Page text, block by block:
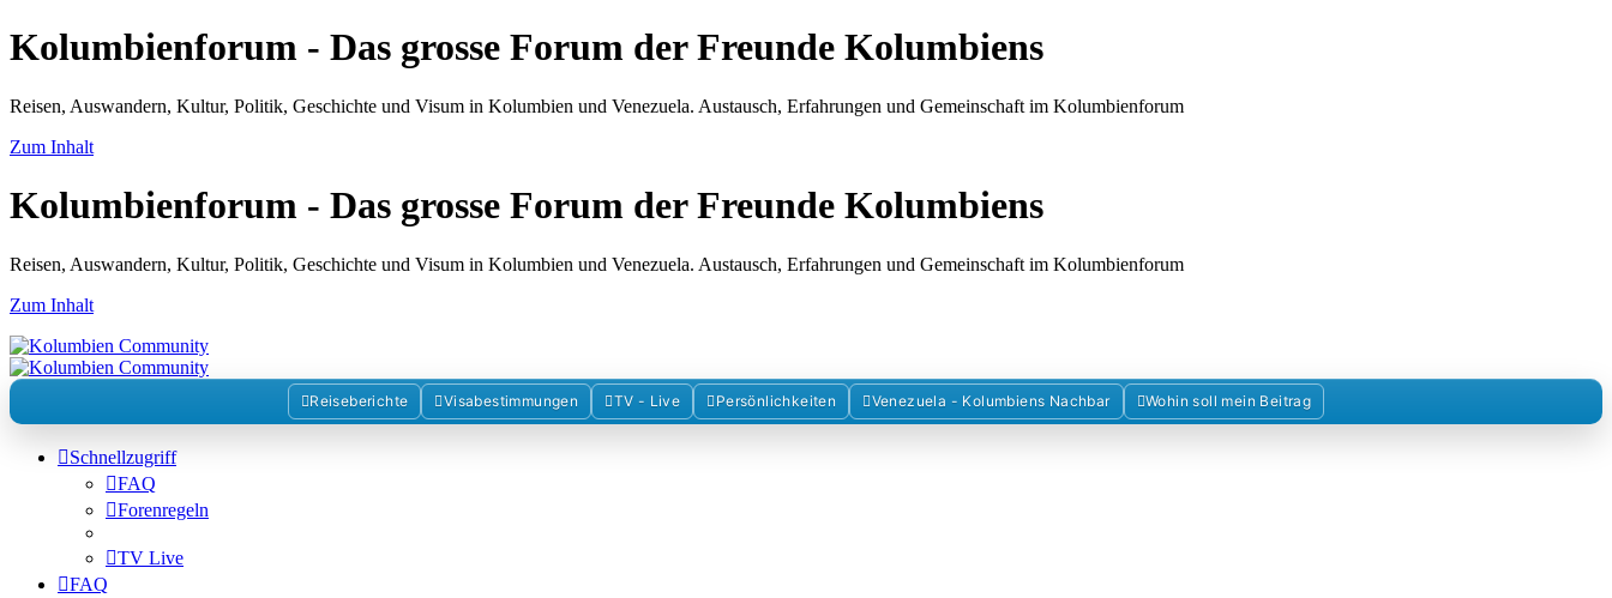
Kolumbienforum - Das grosse Forum der Freunde Kolumbiens
Reisen, Auswandern, Kultur, Politik, Geschichte und Visum in Kolumbien und Venezuela. Austausch, Erfahrungen und Gemeinschaft im Kolumbienforum
Zum Inhalt
Kolumbienforum - Das grosse Forum der Freunde Kolumbiens
Reisen, Auswandern, Kultur, Politik, Geschichte und Visum in Kolumbien und Venezuela. Austausch, Erfahrungen und Gemeinschaft im Kolumbienforum
Zum Inhalt
Reiseberichte Visabestimmungen TV - Live Persönlichkeiten Venezuela - Kolumbiens Nachbar Wohin soll mein Beitrag
Schnellzugriff
FAQ
Forenregeln
TV Live
FAQ